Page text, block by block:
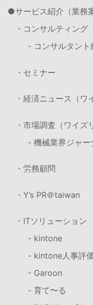
サービス紹介（業務
・コンサルティング
- コンサルタント
・セミナー
・経済ニュース（ワ
・市場調査（ワイズ
- 機械業界ジャー
・労務顧問
・Y’s PR＠taiwan
・ITソリューション
- kintone
- kintone人事評
- Garoon
- 育て〜る